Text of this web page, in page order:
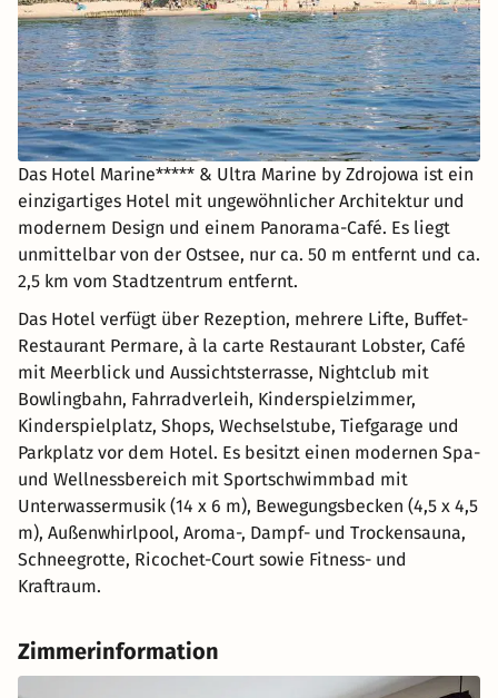
Das Hotel Marine***** & Ultra Marine by Zdrojowa ist ein
einzigartiges Hotel mit ungewöhnlicher Architektur und
modernem Design und einem Panorama-Café. Es liegt
unmittelbar von der Ostsee, nur ca. 50 m entfernt und ca.
2,5 km vom Stadtzentrum entfernt.
Das Hotel verfügt über Rezeption, mehrere Lifte, Buffet-
Restaurant Permare, à la carte Restaurant Lobster, Café
mit Meerblick und Aussichtsterrasse, Nightclub mit
Bowlingbahn, Fahrradverleih, Kinderspielzimmer,
Kinderspielplatz, Shops, Wechselstube, Tiefgarage und
Parkplatz vor dem Hotel. Es besitzt einen modernen Spa-
und Wellnessbereich mit Sportschwimmbad mit
Unterwassermusik (14 x 6 m), Bewegungsbecken (4,5 x 4,5
m), Außenwhirlpool, Aroma-, Dampf- und Trockensauna,
Schneegrotte, Ricochet-Court sowie Fitness- und
Kraftraum.
Zimmerinformation